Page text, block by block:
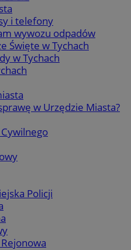
i telefony
wywozu odpadów
Święte w Tychach
w Tychach
w Urzędzie Miasta?
Policji